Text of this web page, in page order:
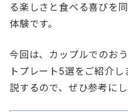
る楽しさと食べる喜びを
体験です。
今回は、カップルでのお
トプレート5選をご紹介
説するので、ぜひ参考に